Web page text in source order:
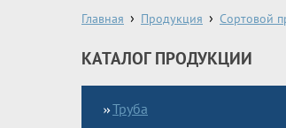
Главная Продукция Сортовой
КАТАЛОГ ПРОДУКЦИИ
Труба